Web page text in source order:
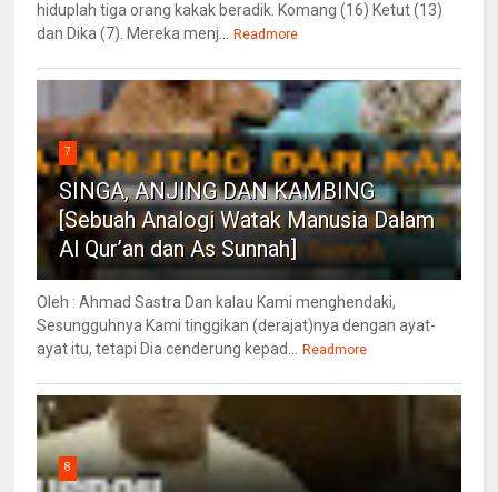
hiduplah tiga orang kakak beradik. Komang (16) Ketut (13)
dan Dika (7). Mereka menj...
Readmore
7
SINGA, ANJING DAN KAMBING
[Sebuah Analogi Watak Manusia Dalam
Al Qur’an dan As Sunnah]
Oleh : Ahmad Sastra Dan kalau Kami menghendaki,
Sesungguhnya Kami tinggikan (derajat)nya dengan ayat-
ayat itu, tetapi Dia cenderung kepad...
Readmore
8